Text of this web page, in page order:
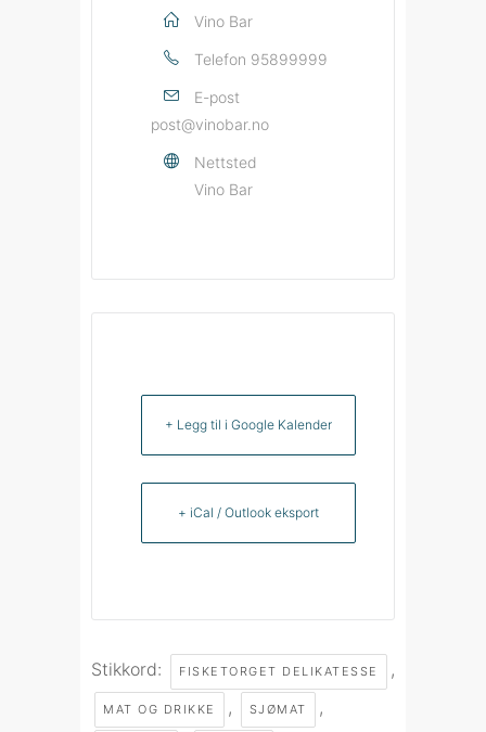
Vino Bar
Telefon 95899999
E-post
post@vinobar.no
Nettsted
Vino Bar
+ Legg til i Google Kalender
+ iCal / Outlook eksport
Stikkord: FISKETORGET DELIKATESSE ,
MAT OG DRIKKE , SJØMAT ,